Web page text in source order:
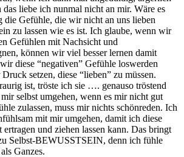
liebe ich nunmal nicht an mir. Wäre es
die Gefühle, die wir nicht an uns lieben
zu lassen wie es ist. Ich glaube, wenn wir
Gefühlen mit Nachsicht und
können wir viel besser lernen damit
diese “negativen” Gefühle loswerden
setzen, diese “lieben” zu müssen.
ist, tröste ich sie …. genauso tröstend
selbst umgehen, wenn es mir nicht gut
zulassen, muss mir nichts schönreden. Ich
mit mir umgehen, damit ich diese
und ziehen lassen kann. Das bringt
Selbst-BEWUSSTSEIN, denn ich fühle
Ganzes.